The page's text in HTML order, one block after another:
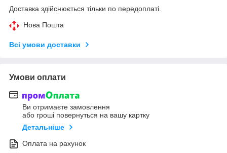
Доставка здійснюється тільки по передоплаті.
Нова Пошта
Всі умови доставки
Умови оплати
Ви отримаєте замовлення
або гроші повернуться на вашу картку
Детальніше
Оплата на рахунок